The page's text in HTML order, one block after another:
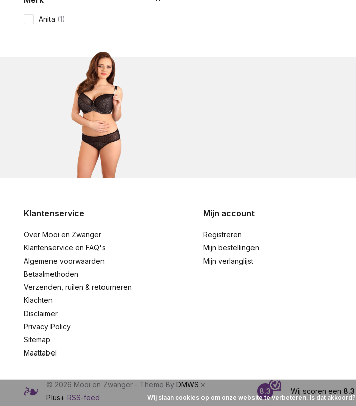
Anita (1)
Klantenservice
Over Mooi en Zwanger
Klantenservice en FAQ's
Algemene voorwaarden
Betaalmethoden
Verzenden, ruilen & retourneren
Klachten
Disclaimer
Privacy Policy
Sitemap
Maattabel
Mijn account
Registreren
Mijn bestellingen
Mijn verlanglijst
© 2026 Mooi en Zwanger - Theme By DMWS x
Plus+ RSS-feed
8.3 Wij scoren een 8.3
Wij slaan cookies op om onze website te verbeteren. Is dat akkoord?